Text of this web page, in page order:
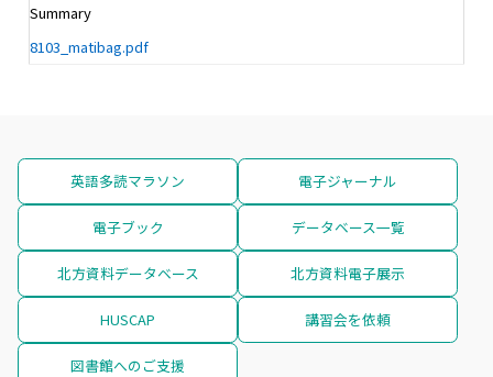
Summary
8103_matibag.pdf
英語多読マラソン 電子ジャーナル
電子ブック データベース一覧
北方資料データベース 北方資料電子展示
HUSCAP 講習会を依頼
図書館へのご支援